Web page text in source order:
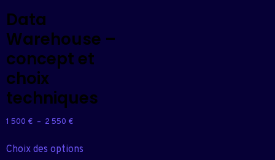
Data
Warehouse –
concept et
choix
techniques
1 500 € – 2 550 €
Choix des options